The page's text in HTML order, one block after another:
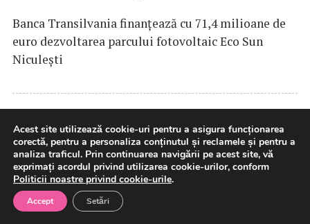
Banca Transilvania finanțează cu 71,4 milioane de
euro dezvoltarea parcului fotovoltaic Eco Sun
Niculești
INGBank România lansează SAFEbutton, funcţie
care permite blocarea accesului la cont din
Home’Bank
Acest site utilizează cookie-uri pentru a asigura funcționarea
corectă, pentru a personaliza conținutul și reclamele și pentru a
analiza traficul. Prin continuarea navigării pe acest site, vă
exprimați acordul privind utilizarea cookie-urilor, conform
Politicii noastre privind cookie-urile.
Accept Setări